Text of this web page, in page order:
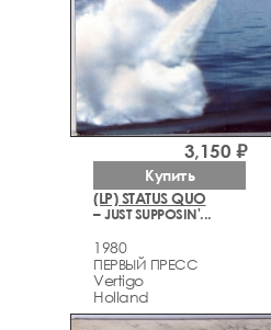
(LP) STATUS QUO
– JUST SUPPOSIN'...
1980
ПЕРВЫЙ ПРЕСС
Vertigo
Holland
3,150 ₽
Купить